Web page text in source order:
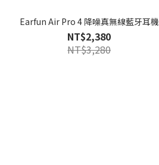
Earfun Air Pro 4 降噪真無線藍牙耳機
NT$2,380
NT$3,280